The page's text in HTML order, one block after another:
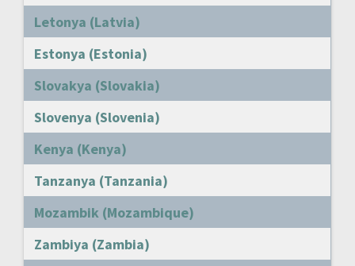
Letonya (Latvia)
Estonya (Estonia)
Slovakya (Slovakia)
Slovenya (Slovenia)
Kenya (Kenya)
Tanzanya (Tanzania)
Mozambik (Mozambique)
Zambiya (Zambia)